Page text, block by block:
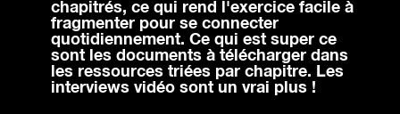
chapitrés, ce qui rend l'exercice facile à
fragmenter pour se connecter
quotidiennement. Ce qui est super ce
sont les documents à télécharger dans
les ressources triées par chapitre. Les
interviews vidéo sont un vrai plus !